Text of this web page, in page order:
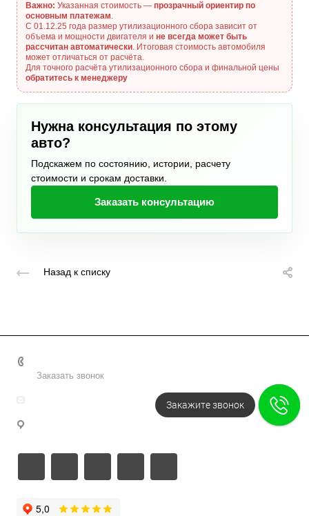
Важно: Указанная стоимость — прозрачный ориентир по
основным платежам.
С 01.12.25 года размер утилизационного сбора зависит от
объема и мощности двигателя и не всегда может быть
рассчитан автоматически. Итоговая стоимость автомобиля
может отличаться от расчёта.
Для точного расчёта утилизационного сбора и финальной цены
обратитесь к менеджеру
Нужна консультация по этому
авто?
Подскажем по состоянию, истории, расчету
стоимости и срокам доставки.
Заказать консультацию
Назад к списку
Заказать звонок
Закажите звонок